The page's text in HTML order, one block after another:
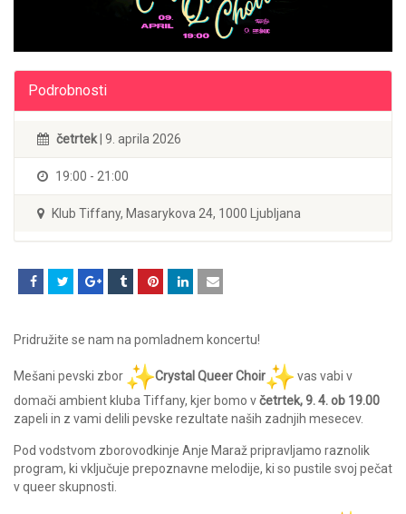
Podrobnosti
četrtek | 9. aprila 2026
19:00 - 21:00
Klub Tiffany, Masarykova 24, 1000 Ljubljana
Pridružite se nam na pomladnem koncertu!
Mešani pevski zbor Crystal Queer Choir
vas vabi v
domači ambient kluba Tiffany, kjer bomo včetrtek, 9. 4. ob 19.00
zapeli in z vami delili pevske rezultate naših zadnjih mesecev.
Pod vodstvom zborovodkinje Anje Maraž pripravljamo raznolik
program, ki vključuje prepoznavne melodije, ki so pustile svoj pečat
v queer skupnosti.